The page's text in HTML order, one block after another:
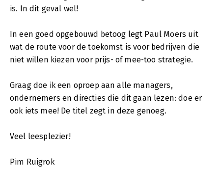
hilarische - voorbeelden. Die ontleent Moers grotendeels aan
- Dagblad De Stem 11 maart 2010-03-26
In zijn nieuwste boek 'Succes is niet voor lafaards' geeft Moers
die vroeger zelf werkzaam was bij diverse multinationals de
ondernemingen kan helpen om weer te gaan groeien.
- De Telegraaf 20 feb 2010
is. In dit geval wel!
In een goed opgebouwd betoog legt Paul Moers uit
wat de route voor de toekomst is voor bedrijven die
niet willen kiezen voor prijs- of mee-too strategie.
Graag doe ik een oproep aan alle managers,
ondernemers en directies die dit gaan lezen: doe er
ook iets mee! De titel zegt in deze genoeg.
Veel leesplezier!
Pim Ruigrok